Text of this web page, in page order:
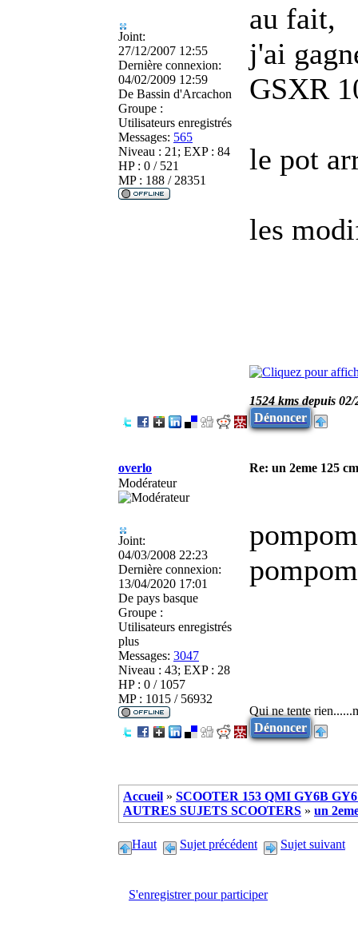
Joint:
27/12/2007 12:55
Dernière connexion:
04/02/2009 12:59
De Bassin d'Arcachon
Groupe :
Utilisateurs enregistrés
Messages: 565
Niveau : 21; EXP : 84
HP : 0 / 521
MP : 188 / 28351
au fait,
j'ai
GSXR
le pot
les
1524 kms depuis 02/
Dénoncer
overlo
Re: un 2eme 125
Modérateur
Joint:
04/03/2008 22:23
Dernière connexion:
13/04/2020 17:01
De pays basque
Groupe :
Utilisateurs enregistrés
plus
Messages: 3047
Niveau : 43; EXP : 28
HP : 0 / 1057
MP : 1015 / 56932
pompom
Qui ne tente
Dénoncer
Accueil » SCOOTER 153 QMI GY6B
AUTRES SUJETS SCOOTERS » un
Haut Sujet précédent Sujet suivant
S'enregistrer pour participer